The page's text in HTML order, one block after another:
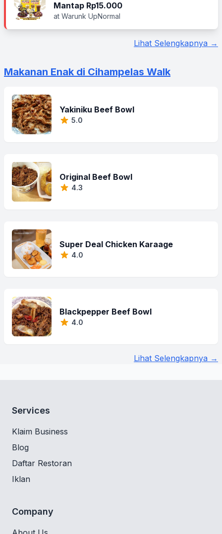
Mantap Rp15.000
at Warunk UpNormal
Lihat Selengkapnya →
Makanan Enak di Cihampelas Walk
Yakiniku Beef Bowl
5.0
Original Beef Bowl
4.3
Super Deal Chicken Karaage
4.0
Blackpepper Beef Bowl
4.0
Lihat Selengkapnya →
Services
Klaim Business
Blog
Daftar Restoran
Iklan
Company